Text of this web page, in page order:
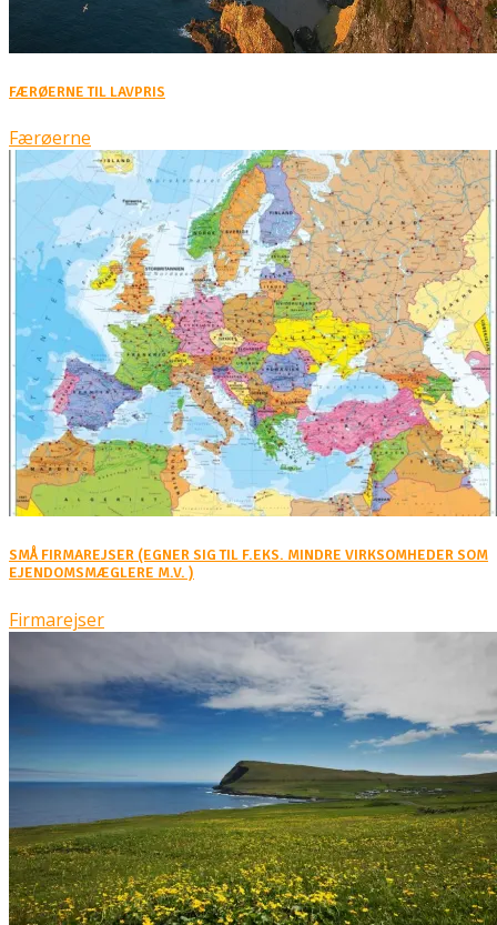
FÆRØERNE TIL LAVPRIS
Færøerne
SMÅ FIRMAREJSER (EGNER SIG TIL F.EKS. MINDRE VIRKSOMHEDER SOM
EJENDOMSMÆGLERE M.V. )
Firmarejser